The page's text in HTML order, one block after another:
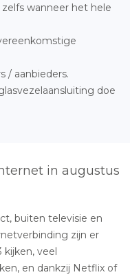
wanneer het hele
/ aanbieders.
doe
in augustus
buiten televisie en
zijn er
kijken, veel
en dankzij Netflix of